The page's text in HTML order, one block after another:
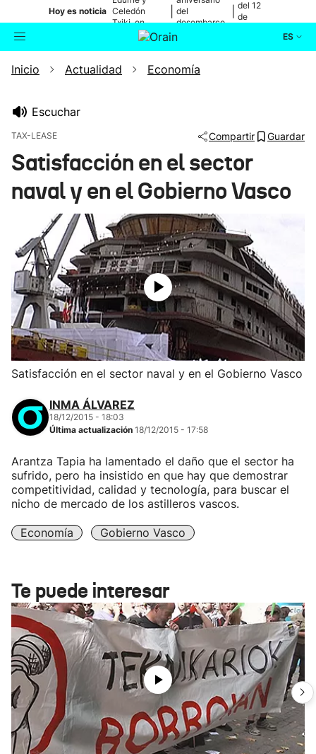
Hoy es noticia Celedón
Txiki, en
directo
del
desembarco
de Elkano
del 12
de
ES
Buscador Actualidad
Ikusmiran
Eguraldia
Inicio Actualidad Economía
Escuchar
TAX-LEASE Compartir Guardar
Satisfacción en el sector
naval y en el Gobierno Vasco
Satisfacción en el sector naval y en el Gobierno Vasco
INMA ÁLVAREZ
18/12/2015 - 18:03
Última actualización 18/12/2015 - 17:58
Arantza Tapia ha lamentado el daño que el sector ha
sufrido, pero ha insistido en que hay que demostrar
competitividad, calidad y tecnología, para buscar el
nicho de mercado de los astilleros vascos.
Economía Gobierno Vasco
Te puede interesar